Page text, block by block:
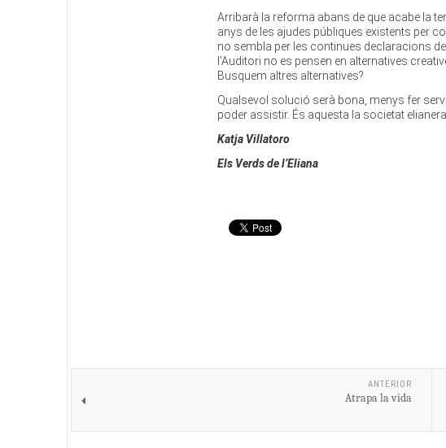
Arribarà la reforma abans de que acabe la
anys de les ajudes públiques existents per
no sembla per les continues declaracions
l’Auditori no es pensen en alternatives
Busquem altres alternatives?
Qualsevol solució serà bona, menys fer
poder assistir. És aquesta la societat
Katja Villatoro
Els Verds de l’Eliana
ANTERIOR
Atrapa la vida